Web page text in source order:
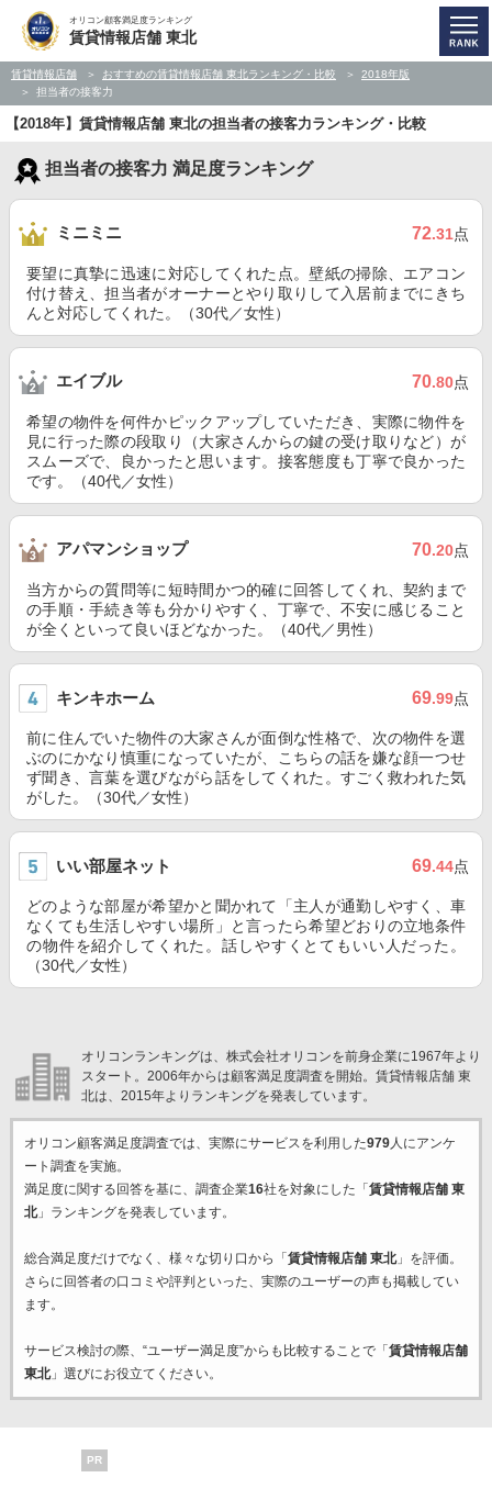
オリコン顧客満足度ランキング
賃貸情報店舗 東北
賃貸情報店舗 おすすめの賃貸情報店舗 東北ランキング・比較
2018年版
担当者の接客力
【2018年】賃貸情報店舗 東北の担当者の接客力ランキング・比較
担当者の接客力 満足度ランキング
ミニミニ 72.31点
要望に真摯に迅速に対応してくれた点。壁紙の掃除、エアコン
付け替え、担当者がオーナーとやり取りして入居前までにきち
んと対応してくれた。（30代／女性）
エイブル 70.80点
希望の物件を何件かピックアップしていただき、実際に物件を
見に行った際の段取り（大家さんからの鍵の受け取りなど）が
スムーズで、良かったと思います。接客態度も丁寧で良かった
です。（40代／女性）
アパマンショップ 70.20点
当方からの質問等に短時間かつ的確に回答してくれ、契約まで
の手順・手続き等も分かりやすく、丁寧で、不安に感じること
が全くといって良いほどなかった。（40代／男性）
キンキホーム 69.99点
前に住んでいた物件の大家さんが面倒な性格で、次の物件を選
ぶのにかなり慎重になっていたが、こちらの話を嫌な顔一つせ
ず聞き、言葉を選びながら話をしてくれた。すごく救われた気
がした。（30代／女性）
いい部屋ネット 69.44点
どのような部屋が希望かと聞かれて「主人が通勤しやすく、車
なくても生活しやすい場所」と言ったら希望どおりの立地条件
の物件を紹介してくれた。話しやすくとてもいい人だった。
（30代／女性）
オリコンランキングは、株式会社オリコンを前身企業に1967年より
スタート。2006年からは顧客満足度調査を開始。賃貸情報店舗 東
北は、2015年よりランキングを発表しています。
オリコン顧客満足度調査では、実際にサービスを利用した979人にアンケ
ート調査を実施。
満足度に関する回答を基に、調査企業16社を対象にした「 賃貸情報店舗 東
北」ランキングを発表しています。
総合満足度だけでなく、様々な切り口から「 賃貸情報店舗 東北」を評価。
さらに回答者の口コミや評判といった、実際のユーザーの声も掲載してい
ます。
サービス検討の際、“ユーザー満足度”からも比較することで「 賃貸情報店舗
東北」選びにお役立てください。
PR